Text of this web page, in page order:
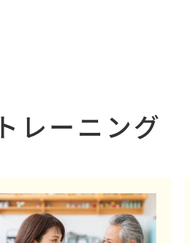
トレーニング